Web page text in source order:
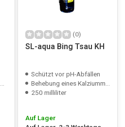
(0)
SL-aqua Bing Tsau KH
Schützt vor pH-Abfällen
Behebung eines Kalziummangels
250 milliliter
Auf Lager